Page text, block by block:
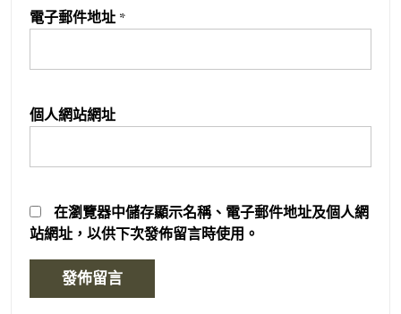
電子郵件地址 *
個人網站網址
在瀏覽器中儲存顯示名稱、電子郵件地址及個人網
站網址，以供下次發佈留言時使用。